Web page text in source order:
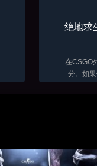
绝地求
在CSGO
分。如